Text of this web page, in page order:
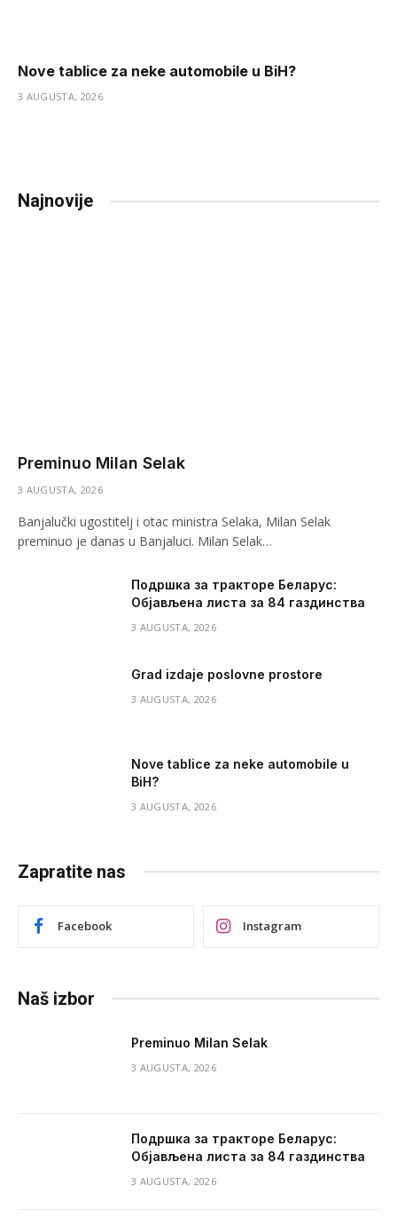
Nove tablice za neke automobile u BiH?
3 AUGUSTA, 2026
Najnovije
Preminuo Milan Selak
3 AUGUSTA, 2026
Banjalučki ugostitelj i otac ministra Selaka, Milan Selak
preminuo je danas u Banjaluci. Milan Selak…
Подршка за тракторе Беларус:
Објављена листа за 84 газдинства
3 AUGUSTA, 2026
Grad izdaje poslovne prostore
3 AUGUSTA, 2026
Nove tablice za neke automobile u
BiH?
3 AUGUSTA, 2026
Zapratite nas
Facebook Instagram
Naš izbor
Preminuo Milan Selak
3 AUGUSTA, 2026
Подршка за тракторе Беларус:
Објављена листа за 84 газдинства
3 AUGUSTA, 2026